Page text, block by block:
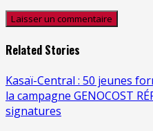
Related Stories
Kasaï-Central : 50 jeunes
la campagne GENOCOST
signatures